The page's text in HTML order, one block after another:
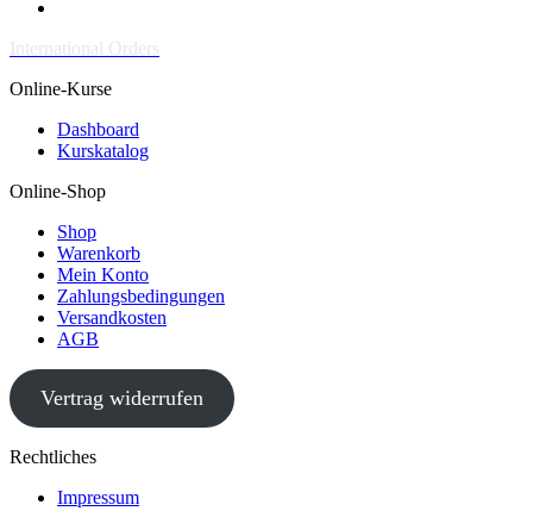
International Orders
Online-Kurse
Dashboard
Kurskatalog
Online-Shop
Shop
Warenkorb
Mein Konto
Zahlungsbedingungen
Versandkosten
AGB
Vertrag widerrufen
Rechtliches
Impressum